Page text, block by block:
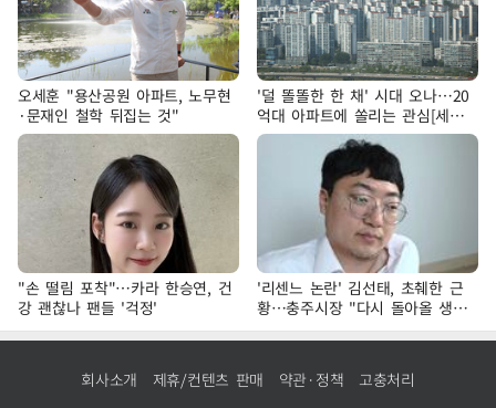
오세훈 "용산공원 아파트, 노무현
·문재인 철학 뒤집는 것"
'덜 똘똘한 한 채' 시대 오나…20
억대 아파트에 쏠리는 관심[세제
개편, 그 이후②]
"손 떨림 포착"…카라 한승연, 건
강 괜찮나 팬들 '걱정'
'리센느 논란' 김선태, 초췌한 근
황…충주시장 "다시 돌아올 생
각?"
회사소개 제휴/컨텐츠 판매 약관·정책 고충처리